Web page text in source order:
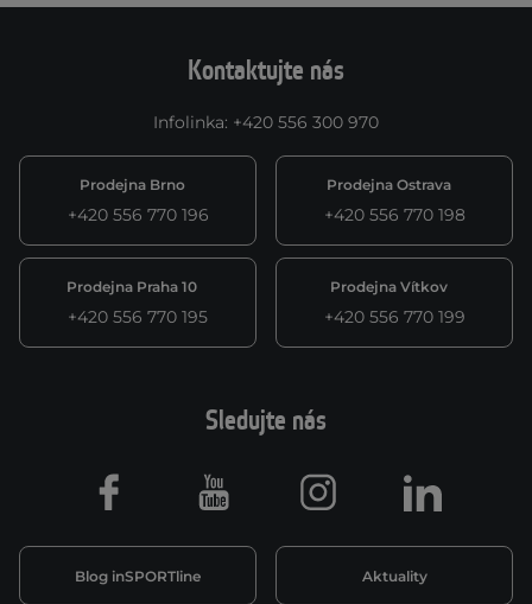
Kontaktujte nás
Infolinka: +420 556 300 970
Prodejna Brno
+420 556 770 196
Prodejna Ostrava
+420 556 770 198
Prodejna Praha 10
+420 556 770 195
Prodejna Vítkov
+420 556 770 199
Sledujte nás
Blog inSPORTline Aktuality
Facebook Youtube Instagram LinkedIn